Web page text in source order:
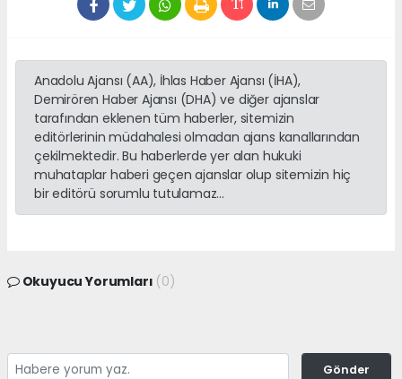
Anadolu Ajansı (AA), İhlas Haber Ajansı (İHA),
Demirören Haber Ajansı (DHA) ve diğer ajanslar
tarafından eklenen tüm haberler, sitemizin
editörlerinin müdahalesi olmadan ajans kanallarından
çekilmektedir. Bu haberlerde yer alan hukuki
muhataplar haberi geçen ajanslar olup sitemizin hiç
bir editörü sorumlu tutulamaz...
Okuyucu Yorumları (0)
Gönder